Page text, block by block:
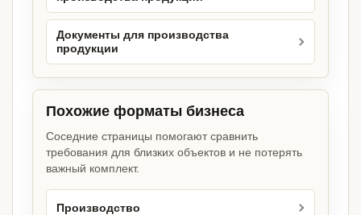
Документы для производства
продукции
Похожие форматы бизнеса
Соседние страницы помогают сравнить
требования для близких объектов и не потерять
важный комплект.
Производство